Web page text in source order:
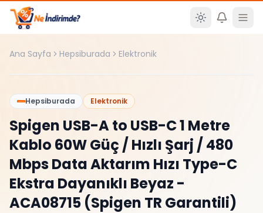
Ana içeriğe atla
Ana Sayfa Hepsiburada Elektronik
%20
Hepsiburada Elektronik
Spigen USB-A to USB-C 1 Metre
Kablo 60W Güç / Hızlı Şarj / 480
Mbps Data Aktarım Hızı Type-C
Ekstra Dayanıklı Beyaz -
ACA08715 (Spigen TR Garantili)